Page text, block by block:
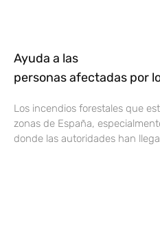
Ayuda a las
personas afectadas por
Los incendios forestales que
zonas de España,
donde las autoridades han